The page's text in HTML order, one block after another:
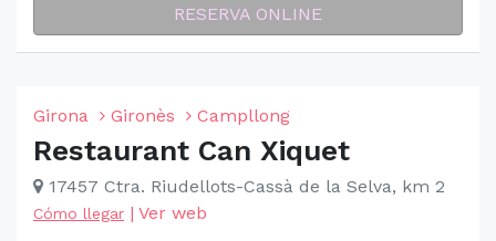
RESERVA ONLINE
Girona Gironès Campllong
Restaurant Can Xiquet
17457 Ctra. Riudellots-Cassà de la Selva, km 2
Cómo llegar | Ver web